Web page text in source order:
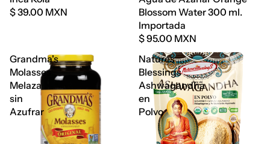
$ 39.00 MXN
Blossom Water 300 ml.
Importada
$ 95.00 MXN
Grandma's
Molasses
Melaza
sin
Azufrar
Natures
Blessings
Ashwagandha
en
Polvo